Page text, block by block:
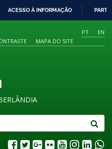
O
CONTEÚDO
ACESSO À INFORMAÇÃO
PT
EN
MAPA DO SITE